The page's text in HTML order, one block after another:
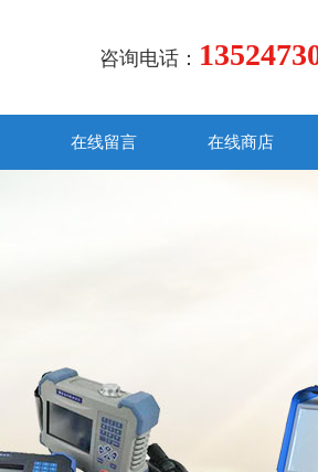
咨询电话：
在线留言 在线商店